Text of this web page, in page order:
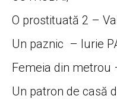
O prostituată 2 –
Un paznic – Iurie
Femeia din metrou
Un patron de casă